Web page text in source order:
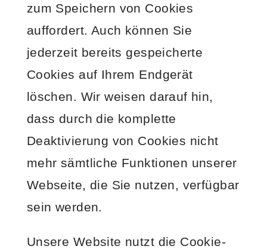
zum Speichern von Cookies
auffordert. Auch können Sie
jederzeit bereits gespeicherte
Cookies auf Ihrem Endgerät
löschen. Wir weisen darauf hin,
dass durch die komplette
Deaktivierung von Cookies nicht
mehr sämtliche Funktionen unserer
Webseite, die Sie nutzen, verfügbar
sein werden.
Unsere Website nutzt die Cookie-